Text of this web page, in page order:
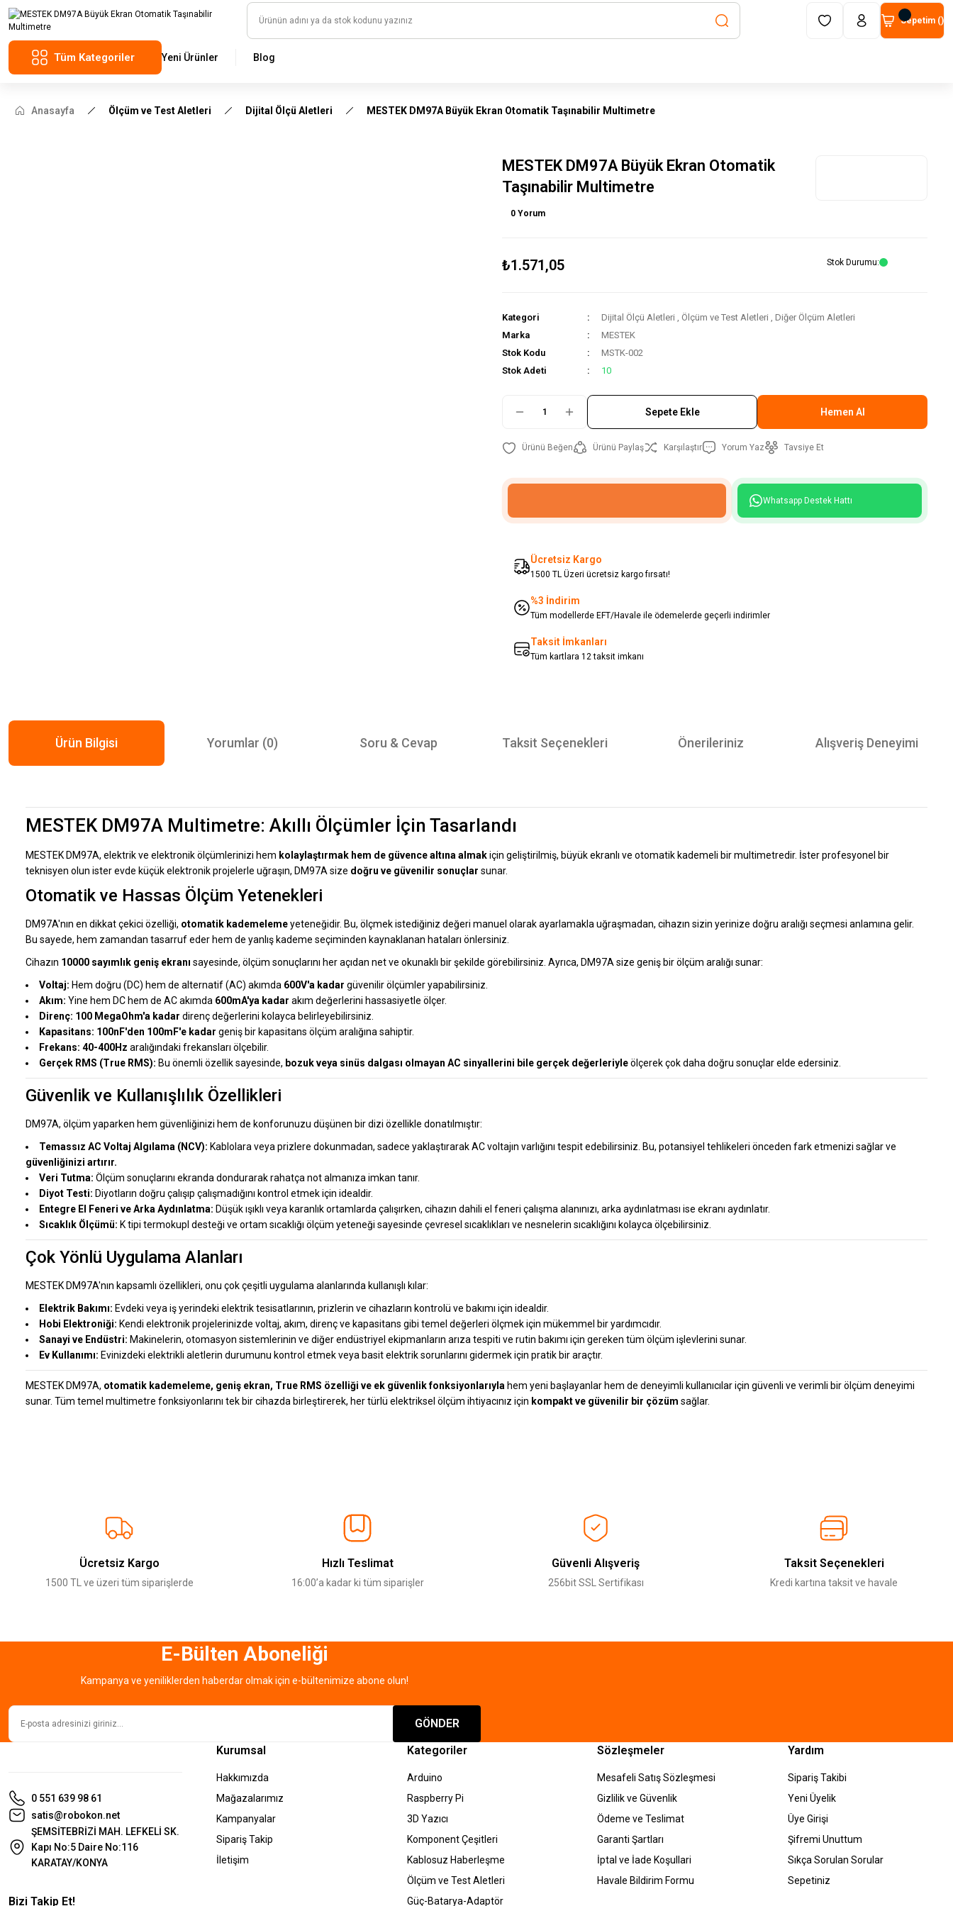
HAYAL ET - TASARLA - ÇALIŞTIR
Sepetim ()
Tüm Kategoriler Yeni Ürünler Blog
Anasayfa Ölçüm ve Test Aletleri Dijital Ölçü Aletleri MESTEK DM97A Büyük Ekran Otomatik Taşınabilir Multimetre
MESTEK DM97A Büyük Ekran Otomatik
Taşınabilir Multimetre
0 Yorum
₺1.571,05 Stok Durumu
Kategori Dijital Ölçü Aletleri , Ölçüm ve Test Aletleri , Diğer Ölçüm Aletleri
Marka
MESTEK
Stok Kodu
MSTK-002
Stok Adeti
10
Sepete Ekle Hemen Al
Ürünü Paylaş Karşılaştır Yorum Yaz Tavsiye Et
Whatsapp Destek Hattı
Ücretsiz Kargo
1500 TL Üzeri ücretsiz kargo fırsatı!
%3 İndirim
Tüm modellerde EFT/Havale ile ödemelerde geçerli indirimler
Taksit İmkanları
Tüm kartlara 12 taksit imkanı
Ürün Bilgisi Yorumlar (0) Soru & Cevap Taksit Seçenekleri Önerileriniz Alışveriş Deneyimi
MESTEK DM97A Multimetre: Akıllı Ölçümler İçin Tasarlandı
MESTEK DM97A, elektrik ve elektronik ölçümlerinizi hem kolaylaştırmak hem de güvence altına almakiçin geliştirilmiş, büyük ekranlı ve otomatik kademeli bir multimetredir. İster profesyonel bir
teknisyen olun ister evde küçük elektronik projelerle uğraşın, DM97A size doğru ve güvenilir sonuçlar sunar.
Otomatik ve Hassas Ölçüm Yetenekleri
DM97A'nın en dikkat çekici özelliği, otomatik kademelemeyeteneğidir. Bu, ölçmek istediğiniz değeri manuel olarak ayarlamakla uğraşmadan, cihazın sizin yerinize doğru aralığı seçmesi anlamına gelir.
Bu sayede, hem zamandan tasarruf eder hem de yanlış kademe seçiminden kaynaklanan hataları önlersiniz.
Cihazın 10000 sayımlık geniş ekranı sayesinde, ölçüm sonuçlarını her açıdan net ve okunaklı bir şekilde görebilirsiniz. Ayrıca, DM97A size geniş bir ölçüm aralığı sunar:
Voltaj: Hem doğru (DC) hem de alternatif (AC) akımda 600V'a kadar güvenilir ölçümler yapabilirsiniz.
Akım: Yine hem DC hem de AC akımda 600mA'ya kadar akım değerlerini hassasiyetle ölçer.
Direnç: 100 MegaOhm'a kadar direnç değerlerini kolayca belirleyebilirsiniz.
Kapasitans: 100nF'den 100mF'e kadar geniş bir kapasitans ölçüm aralığına sahiptir.
Frekans: 40-400Hz aralığındaki frekansları ölçebilir.
Gerçek RMS (True RMS): Bu önemli özellik sayesinde, bozuk veya sinüs dalgası olmayan AC sinyallerini bile gerçek değerleriyleölçerek çok daha doğru sonuçlar elde edersiniz.
Güvenlik ve Kullanışlılık Özellikleri
DM97A, ölçüm yaparken hem güvenliğinizi hem de konforunuzu düşünen bir dizi özellikle donatılmıştır:
Temassız AC Voltaj Algılama (NCV): Kablolara veya prizlere dokunmadan, sadece yaklaştırarak AC voltajın varlığını tespit edebilirsiniz. Bu, potansiyel tehlikeleri önceden fark etmenizi sağlar ve
güvenliğinizi artırır.
Veri Tutma: Ölçüm sonuçlarını ekranda dondurarak rahatça not almanıza imkan tanır.
Diyot Testi: Diyotların doğru çalışıp çalışmadığını kontrol etmek için idealdir.
Entegre El Feneri ve Arka Aydınlatma: Düşük ışıklı veya karanlık ortamlarda çalışırken, cihazın dahili el feneri çalışma alanınızı, arka aydınlatması ise ekranı aydınlatır.
Sıcaklık Ölçümü: K tipi termokupl desteği ve ortam sıcaklığı ölçüm yeteneği sayesinde çevresel sıcaklıkları ve nesnelerin sıcaklığını kolayca ölçebilirsiniz.
Çok Yönlü Uygulama Alanları
MESTEK DM97A'nın kapsamlı özellikleri, onu çok çeşitli uygulama alanlarında kullanışlı kılar:
Elektrik Bakımı: Evdeki veya iş yerindeki elektrik tesisatlarının, prizlerin ve cihazların kontrolü ve bakımı için idealdir.
Hobi Elektroniği: Kendi elektronik projelerinizde voltaj, akım, direnç ve kapasitans gibi temel değerleri ölçmek için mükemmel bir yardımcıdır.
Sanayi ve Endüstri: Makinelerin, otomasyon sistemlerinin ve diğer endüstriyel ekipmanların arıza tespiti ve rutin bakımı için gereken tüm ölçüm işlevlerini sunar.
Ev Kullanımı: Evinizdeki elektrikli aletlerin durumunu kontrol etmek veya basit elektrik sorunlarını gidermek için pratik bir araçtır.
MESTEK DM97A, otomatik kademeleme, geniş ekran, True RMS özelliği ve ek güvenlik fonksiyonlarıyla hem yeni başlayanlar hem de deneyimli kullanıcılar için güvenli ve verimli bir ölçüm deneyimi
sunar. Tüm temel multimetre fonksiyonlarını tek bir cihazda birleştirerek, her türlü elektriksel ölçüm ihtiyacınız için kompakt ve güvenilir bir çözüm sağlar.
Ürün resmi kalitesiz, bozuk veya görüntülenemiyor.
Ürün açıklamasında eksik bilgiler bulunuyor.
Ürün bilgilerinde hatalar bulunuyor.
Ücretsiz Kargo
1500 TL ve üzeri tüm siparişlerde
Hızlı Teslimat
16:00’a kadar ki tüm siparişler
Güvenli Alışveriş
256bit SSL Sertifikası
Taksit Seçenekleri
Kredi kartına taksit ve havale
E-Bülten Aboneliği
Kampanya ve yeniliklerden haberdar olmak için e-bültenimize abone olun!
GÖNDER
0 551 639 98 61
satis@robokon.net
ŞEMSİTEBRİZİ MAH. LEFKELİ SK.
Kapı No:5 Daire No:116
KARATAY/KONYA
Bizi Takip Et!
Kurumsal
Hakkımızda
Mağazalarımız
Kampanyalar
Sipariş Takip
İletişim
Kategoriler
Arduino
Raspberry Pi
3D Yazıcı
Komponent Çeşitleri
Kablosuz Haberleşme
Ölçüm ve Test Aletleri
Güç-Batarya-Adaptör
Sözleşmeler
Mesafeli Satış Sözleşmesi
Gizlilik ve Güvenlik
Ödeme ve Teslimat
Garanti Şartları
İptal ve İade Koşullari
Havale Bildirim Formu
Yardım
Sipariş Takibi
Yeni Üyelik
Üye Girişi
Şifremi Unuttum
Sıkça Sorulan Sorular
Sepetiniz